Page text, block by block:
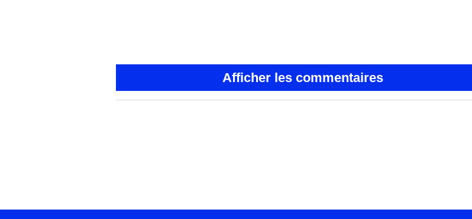
Afficher les commentaires